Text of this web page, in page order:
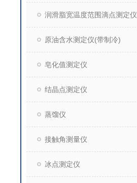
润滑脂宽温度范围滴点测定仪
原油含水测定仪(带制冷)
皂化值测定仪
结晶点测定仪
蒸馏仪
接触角测量仪
冰点测定仪